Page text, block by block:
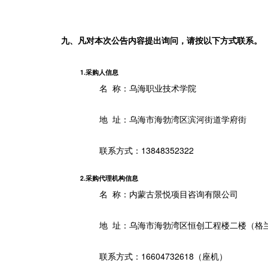
九、凡对本次公告内容提出询问，请按以下方式联系。
1.采购人信息
名 称： 乌海职业技术学院
地 址： 乌海市海勃湾区滨河街道学府街
联系方式： 13848352322
2.采购代理机构信息
名 称： 内蒙古景悦项目咨询有限公司
地 址： 乌海市海勃湾区恒创工程楼二楼（格
联系方式： 16604732618（座机）